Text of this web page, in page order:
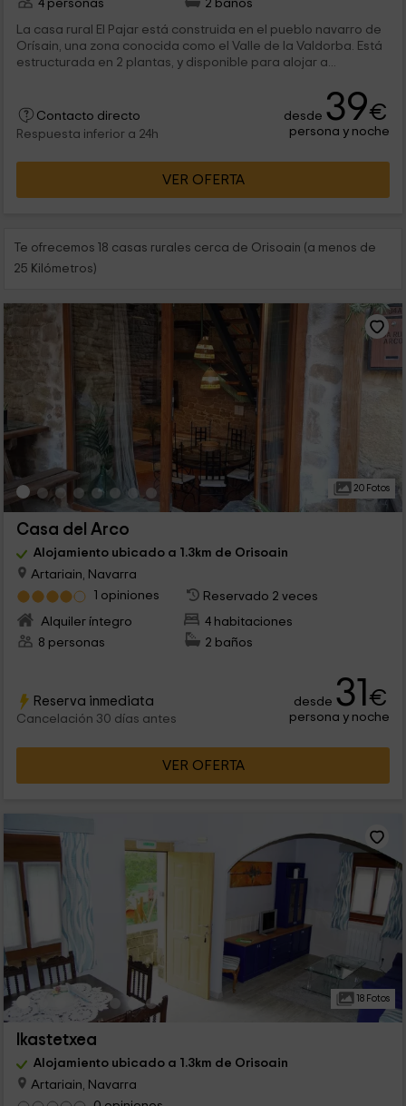
4 personas
2 baños
La casa rural El Pajar está construida en el pueblo navarro de
Orísain, una zona conocida como el Valle de la Valdorba. Está
estructurada en 2 plantas, y disponible para alojar a...
Contacto directo
Respuesta inferior a 24h
desde 39€
persona y noche
VER OFERTA
Te ofrecemos 18 casas rurales cerca de Orisoain (a menos de
25 Kilómetros)
20 Fotos
Casa del Arco
Alojamiento ubicado a 1.3km de Orisoain
Artariain, Navarra
1 opiniones
Reservado 2 veces
Alquiler íntegro
4 habitaciones
8 personas
2 baños
Reserva inmediata
Cancelación 30 días antes
desde 31€
persona y noche
VER OFERTA
18 Fotos
Ikastetxea
Alojamiento ubicado a 1.3km de Orisoain
Artariain, Navarra